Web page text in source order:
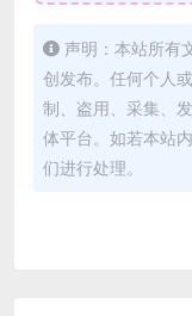
声明：本站所有
创发布。任何个人
制、盗用、采集、
体平台。如若本站
们进行处理。